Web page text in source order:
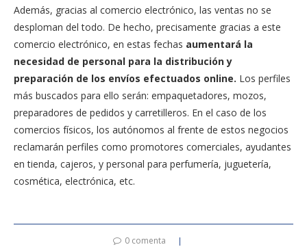
Además, gracias al comercio electrónico, las ventas no se
desploman del todo. De hecho, precisamente gracias a este
comercio electrónico, en estas fechas aumentará la
necesidad de personal para la distribución y
preparación de los envíos efectuados online. Los perfiles
más buscados para ello serán: empaquetadores, mozos,
preparadores de pedidos y carretilleros. En el caso de los
comercios físicos, los autónomos al frente de estos negocios
reclamarán perfiles como promotores comerciales, ayudantes
en tienda, cajeros, y personal para perfumería, juguetería,
cosmética, electrónica, etc.
0 comenta